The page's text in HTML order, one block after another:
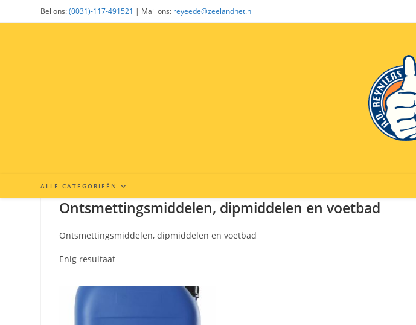
naar
Bel ons:(0031)-117-491521 | Mail ons: reyeede@zeelandnet.nl
ALLE CATEGORIEËN
Ontsmettingsmiddelen, dipmiddelen en voetbad
Ontsmettingsmiddelen, dipmiddelen en voetbad
Enig resultaat